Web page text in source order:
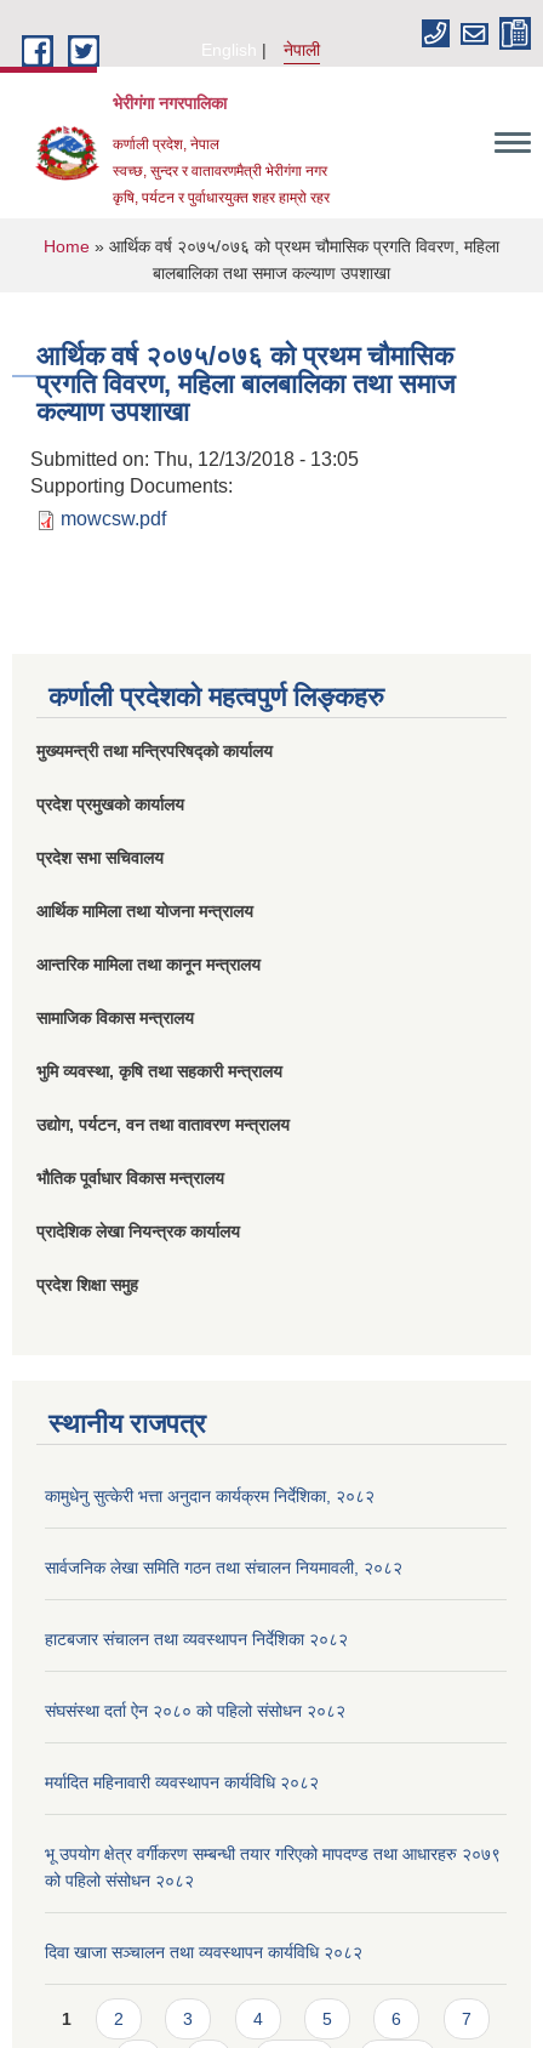
English
नेपाली
भेरीगंगा नगरपालिका
कर्णाली प्रदेश, नेपाल
स्वच्छ, सुन्दर र वातावरणमैत्री भेरीगंगा नगर
कृषि, पर्यटन र पुर्वाधारयुक्त शहर हाम्रो रहर
You are here
Home » आर्थिक वर्ष २०७५/०७६ को प्रथम चौमासिक प्रगति विवरण, महिला
बालबालिका तथा समाज कल्याण उपशाखा
आर्थिक वर्ष २०७५/०७६ को प्रथम चौमासिक
प्रगति विवरण, महिला बालबालिका तथा समाज
कल्याण उपशाखा
Submitted on: Thu, 12/13/2018 - 13:05
Supporting Documents:
mowcsw.pdf
कर्णाली प्रदेशको महत्वपुर्ण लिङ्कहरु
मुख्यमन्त्री तथा मन्त्रिपरिषद्को कार्यालय
प्रदेश प्रमुखको कार्यालय
प्रदेश सभा सचिवालय
आर्थिक मामिला तथा योजना मन्त्रालय
आन्तरिक मामिला तथा कानून मन्त्रालय
सामाजिक विकास मन्त्रालय
भुमि व्यवस्था, कृषि तथा सहकारी मन्त्रालय
उद्योग, पर्यटन, वन तथा वातावरण मन्त्रालय
भौतिक पूर्वाधार विकास मन्त्रालय
प्रादेशिक लेखा नियन्त्रक कार्यालय
प्रदेश शिक्षा समुह
स्थानीय राजपत्र
कामुधेनु सुत्केरी भत्ता अनुदान कार्यक्रम निर्देशिका, २०८२
सार्वजनिक लेखा समिति गठन तथा संचालन नियमावली, २०८२
हाटबजार संचालन तथा व्यवस्थापन निर्देशिका २०८२
संघसंस्था दर्ता ऐन २०८० को पहिलो संसोधन २०८२
मर्यादित महिनावारी व्यवस्थापन कार्यविधि २०८२
भू उपयोग क्षेत्र वर्गीकरण सम्बन्धी तयार गरिएको मापदण्ड तथा आधारहरु २०७९
को पहिलो संसोधन २०८२
दिवा खाजा सञ्चालन तथा व्यवस्थापन कार्यविधि २०८२
Pages
1 2 3 4 5 6 7